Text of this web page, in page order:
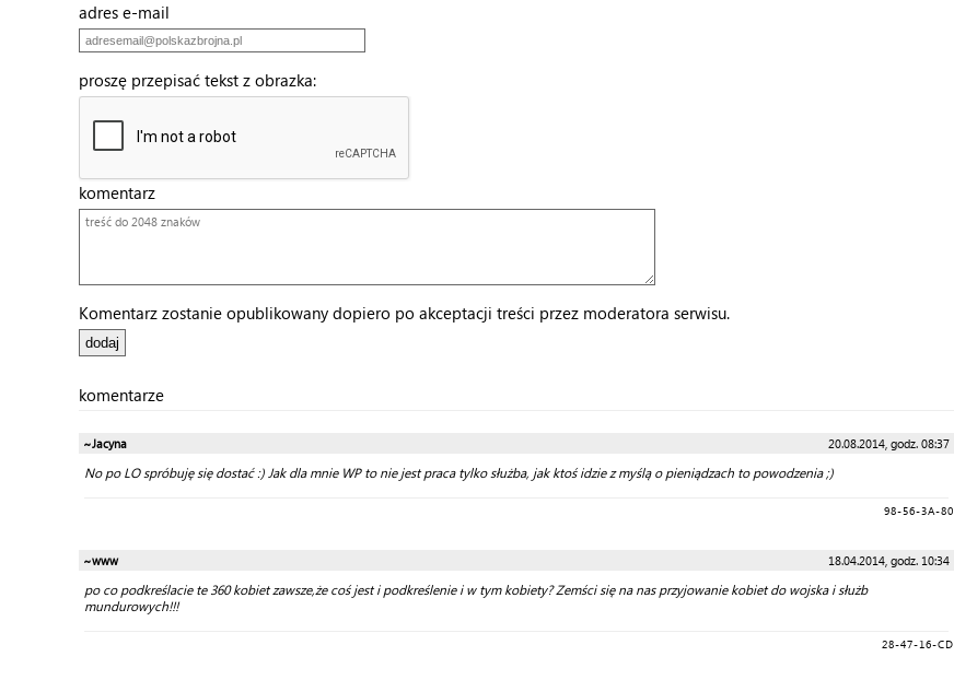
adres e-mail
proszę przepisać tekst z obrazka:
komentarz
Komentarz zostanie opublikowany dopiero po akceptacji treści przez moderatora serwisu.
komentarze
~Jacyna 20.08.2014, godz. 08:37
No po LO spróbuję się dostać :) Jak dla mnie WP to nie jest praca tylko służba, jak ktoś idzie z myślą o pieniądzach to powodzenia ;)
98-56-3A-80
~www 18.04.2014, godz. 10:34
po co podkreślacie te 360 kobiet zawsze,że coś jest i podkreślenie i w tym kobiety? Zemści się na nas przyjowanie kobiet do wojska i służb
mundurowych!!!
28-47-16-CD